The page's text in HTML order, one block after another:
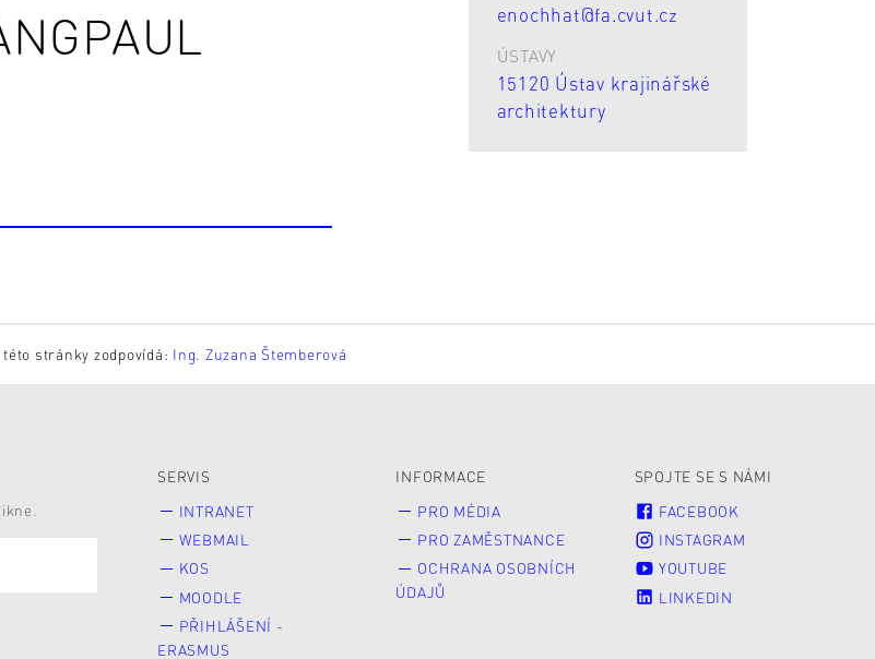
enochhat@fa.cvut.cz
ÚSTAVY
15120 Ústav krajinářské
architektury
této stránky zodpovídá: Ing. Zuzana Štemberová
SERVIS
INTRANET
WEBMAIL
KOS
MOODLE
PŘIHLÁŠENÍ -
ERASMUS
INFORMACE
PRO MÉDIA
PRO ZAMĚSTNANCE
OCHRANA OSOBNÍCH
ÚDAJŮ
SPOJTE SE S NÁMI
FACEBOOK
INSTAGRAM
YOUTUBE
LINKEDIN